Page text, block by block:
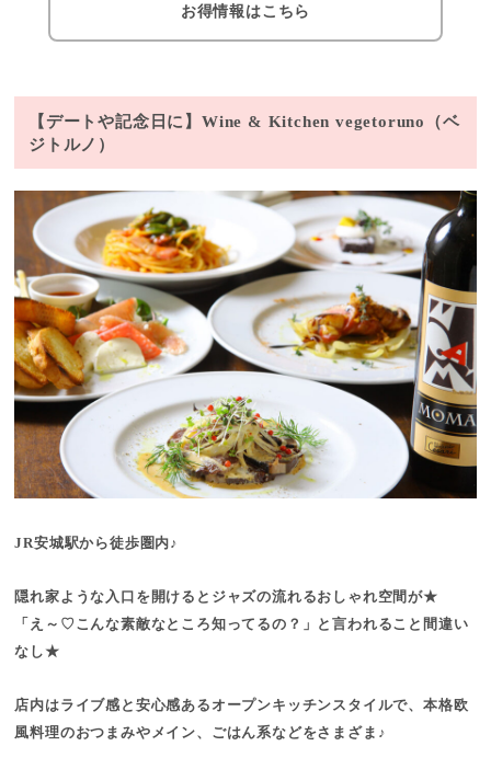
お得情報はこちら
【デートや記念日に】Wine & Kitchen vegetoruno（ベ
ジトルノ）
JR安城駅から徒歩圏内♪
隠れ家ような入口を開けるとジャズの流れるおしゃれ空間が★
「え～♡こんな素敵なところ知ってるの？」と言われること間違い
なし★
店内はライブ感と安心感あるオープンキッチンスタイルで、本格欧
風料理のおつまみやメイン、ごはん系などをさまざま♪